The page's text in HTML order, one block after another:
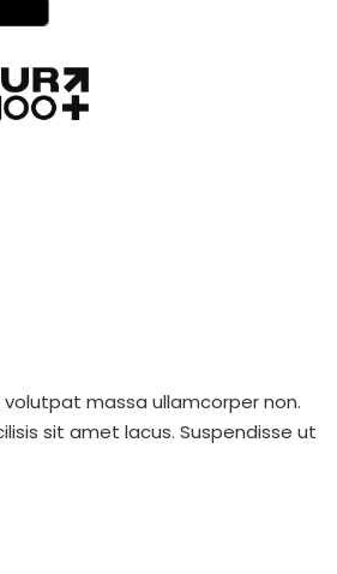
volutpat massa ullamcorper non.
sit amet lacus. Suspendisse ut